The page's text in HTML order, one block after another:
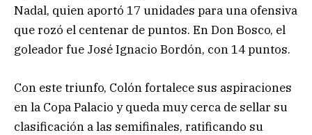
Nadal, quien aportó 17 unidades para una ofensiva
que rozó el centenar de puntos. En Don Bosco, el
goleador fue José Ignacio Bordón, con 14 puntos.
Con este triunfo, Colón fortalece sus aspiraciones
en la Copa Palacio y queda muy cerca de sellar su
clasificación a las semifinales, ratificando su